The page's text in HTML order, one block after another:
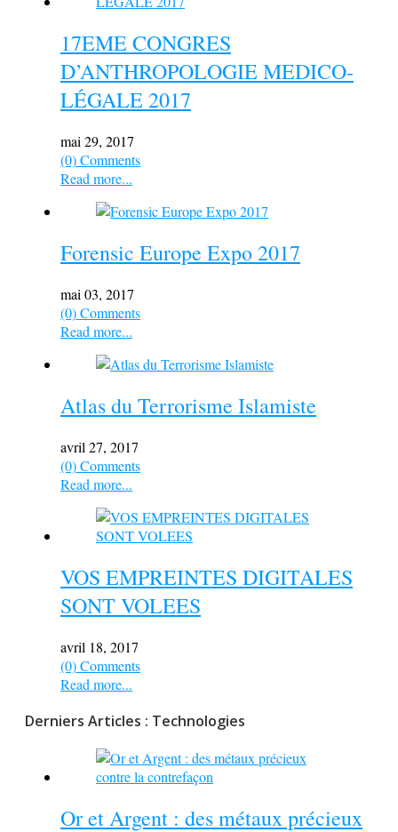
17EME CONGRES
D’ANTHROPOLOGIE MEDICO-
LÉGALE 2017
mai 29, 2017
(0) Comments
Read more...
Forensic Europe Expo 2017
mai 03, 2017
(0) Comments
Read more...
Atlas du Terrorisme Islamiste
avril 27, 2017
(0) Comments
Read more...
VOS EMPREINTES DIGITALES
SONT VOLEES
avril 18, 2017
(0) Comments
Read more...
Derniers Articles : Technologies
Or et Argent : des métaux précieux